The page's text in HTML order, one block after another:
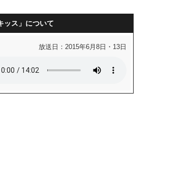
ッス」について
放送日：2015年6月8日・13日